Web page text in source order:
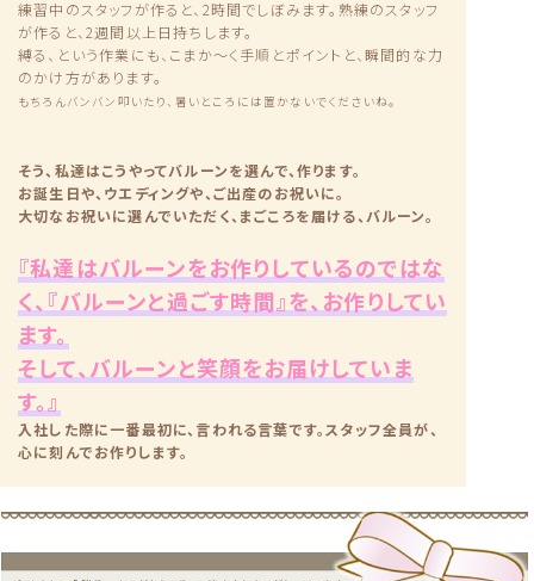
練習中のスタッフが作ると、2時間でしぼみます。熟練のスタッフ
が作ると、2週間以上日持ちします。
縛る、という作業にも、こまか〜く手順とポイントと、瞬間的な力
のかけ方があります。
もちろんバンバン叩いたり、暑いところには置かないでくださいね。
そう、私達はこうやってバルーンを選んで、作ります。
お誕生日や、ウエディングや、ご出産のお祝いに。
大切なお祝いに選んでいただく、まごころを届ける、バルーン。
『私達はバルーンをお作りしているのではな
く、『バルーンと過ごす時間』を、お作りしてい
ます。
そして、バルーンと笑顔をお届けしていま
す。』
入社した際に一番最初に、言われる言葉です。スタッフ全員が、
心に刻んでお作りします。